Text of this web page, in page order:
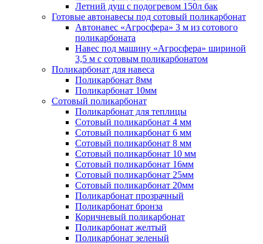
Летний душ с подогревом 150л бак
Готовые автонавесы под сотовый поликарбонат
Автонавес «Агросфера» 3 м из сотового
поликарбоната
Навес под машину «Агросфера» шириной
3,5 м с сотовым поликарбонатом
Поликарбонат для навеса
Поликарбонат 8мм
Поликарбонат 10мм
Сотовый поликарбонат
Поликарбонат для теплицы
Сотовый поликарбонат 4 мм
Сотовый поликарбонат 6 мм
Сотовый поликарбонат 8 мм
Сотовый поликарбонат 10 мм
Сотовый поликарбонат 16мм
Сотовый поликарбонат 25мм
Сотовый поликарбонат 20мм
Поликарбонат прозрачный
Поликарбонат бронза
Коричневый поликарбонат
Поликарбонат желтый
Поликарбонат зеленый